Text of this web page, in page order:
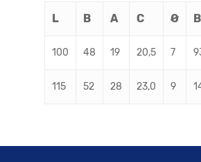
L B A C Ø
100 48 19 20,5 7
115 52 28 23,0 9